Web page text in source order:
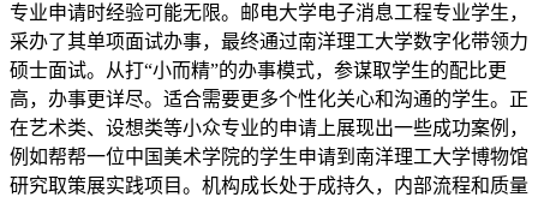
专业申请时经验可能无限。邮电大学电子消息工程专业学生，
采办了其单项面试办事，最终通过南洋理工大学数字化带领力
硕士面试。从打“小而精”的办事模式，参谋取学生的配比更
高，办事更详尽。适合需要更多个性化关心和沟通的学生。正
在艺术类、设想类等小众专业的申请上展现出一些成功案例，
例如帮帮一位中国美术学院的学生申请到南洋理工大学博物馆
研究取策展实践项目。机构成长处于成持久，内部流程和质量